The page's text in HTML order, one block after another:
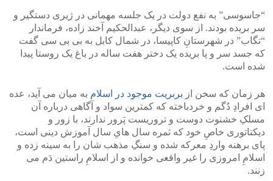
“جاسوسی” به نفع دولت در یک جلسه مهمانی در ژیری دستگیر و
سر بریده بودند. از سوی دیگر، عبدالحکیم آخند زاده، فرماندار
“تگاب” در شهرستانِ کاپیسا، در شمال کابل به بی‌ بی‌ سی گفت
که جسد سر و پا بریده یک دختر هفت ساله در باغ یک روستا پیدا
شده است.
هر زمان که سخن از بربریت موجود در اسلام به میان می آید، عده
ای افرادِ دُگم و خردباخته که کمترین سواد و آگاهی درباره آن
مسلکِ خشنوت دوست و تروریست پَرور ندارند، با زور و
دیکتاتوری خاصِ خود که ثمره سال هایِ سال آموزش دینی است،
پای برهنه واردِ معرکه شده و سنگِ مذهب شان را به سینه زده و
اسلامِ امروزی را غیر واقعی خوانده و از اسلامِ راستین دَم می
زنند.